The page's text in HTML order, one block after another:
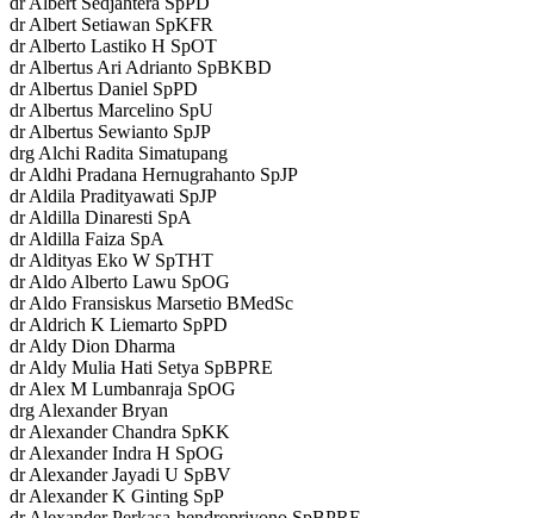
dr Albert Setiawan SpKFR
dr Alberto Lastiko H SpOT
dr Albertus Ari Adrianto SpBKBD
dr Albertus Daniel SpPD
dr Albertus Marcelino SpU
dr Albertus Sewianto SpJP
drg Alchi Radita Simatupang
dr Aldhi Pradana Hernugrahanto SpJP
dr Aldila Pradityawati SpJP
dr Aldilla Dinaresti SpA
dr Aldilla Faiza SpA
dr Aldityas Eko W SpTHT
dr Aldo Alberto Lawu SpOG
dr Aldo Fransiskus Marsetio BMedSc
dr Aldrich K Liemarto SpPD
dr Aldy Dion Dharma
dr Aldy Mulia Hati Setya SpBPRE
dr Alex M Lumbanraja SpOG
drg Alexander Bryan
dr Alexander Chandra SpKK
dr Alexander Indra H SpOG
dr Alexander Jayadi U SpBV
dr Alexander K Ginting SpP